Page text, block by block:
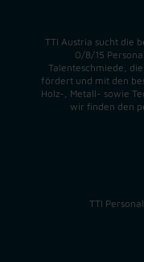
TTI Austria sucht die
0/8/15
Talenteschmiede,
fördert und mit den
Holz-, Metall- sowie
wir finden den
TTI